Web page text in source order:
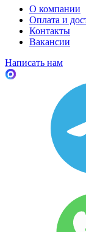
О компании
Оплата и
Контакты
Вакансии
Написать нам